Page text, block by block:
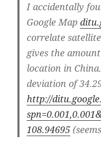
I accidentally
Google Map
correlate
gives the
location in
deviation of
http://
108.94695